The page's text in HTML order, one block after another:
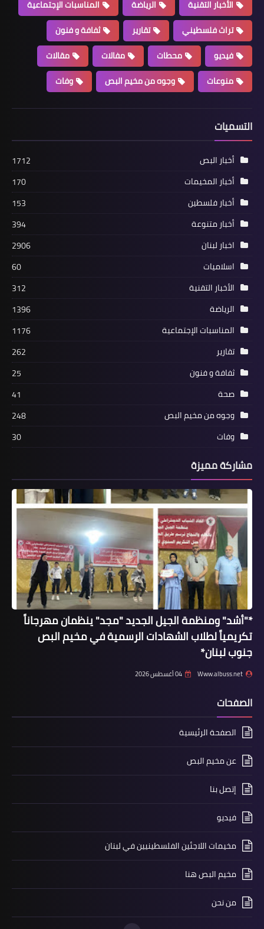
ثقافة وفن : مسرح إسطنبولي ينظم ورشة
مع الممثل الجزائري مصطفى صفراني
أخبار البص
الحفل الختامي لنشاط "نلتقي لنرتقي"
في مخيم البص
و كانت القيادات بقلم رضوان عبد الله
مقالات
سياسة العزل إعدامٌ للنفس وإزهاقٌ للروح
(4)
مقالات
لا وقت للمخاطرة...؟؟
الأخبار التقنية
الرياضة
المناسبات الإجتماعية
تراث فلسطيني
تقارير
ثفافة و فنون
فيديو
محطات مفالات
مقالات
منوعات
وجوه من مخيم البص وفات
التسميات
أخبار البص
1712
أخبار المخيمات
170
أخبار فلسطين
153
أخبار متنوعة
394
اخبار لبنان
2906
اسلاميات
60
الأخبار التقنية
312
الرياضة
1396
المناسبات الإجتماعية
1176
تقارير
262
ثفافة و فنون
25
صحة
41
وجوه من مخيم البص
248
وفات
30
مشاركة مميزة
*"أشد" ومنظمة الجيل الجديد "مجد" ينظمان مهرجاناً
تكريمياً لطلاب الشهادات الرسمية في مخيم البص
جنوب لبنان*
Www.albuss.net 04 أغسطس 2026
الصفحات
الصفحة الرئيسية
عن مخيم البص
إتصل بنا
فيديو
مخيمات اللاجئين الفلسطينيين في لبنان
مخيم البص هنا
من نحن